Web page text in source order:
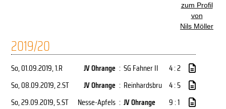
zum Profil
von
Nils Möller
2019/20
So, 01.09.2019, 1.R JV Ohrange : SG Fahner II
4 : 2
So, 08.09.2019, 2.ST JV Ohrange : Reinhardsbru 4 : 5
So, 29.09.2019, 5.ST Nesse-Apfels : JV Ohrange
9 : 1